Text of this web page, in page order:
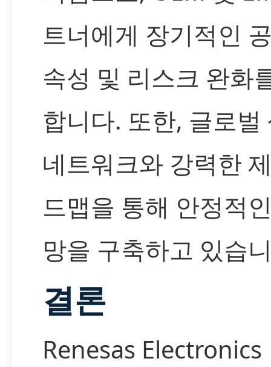
트너에게 장기적인
속성 및 리스크 완화
합니다. 또한, 글로벌
네트워크와 강력한
드맵을 통해 안정적
망을 구축하고 있습
결론
Renesas Electronics